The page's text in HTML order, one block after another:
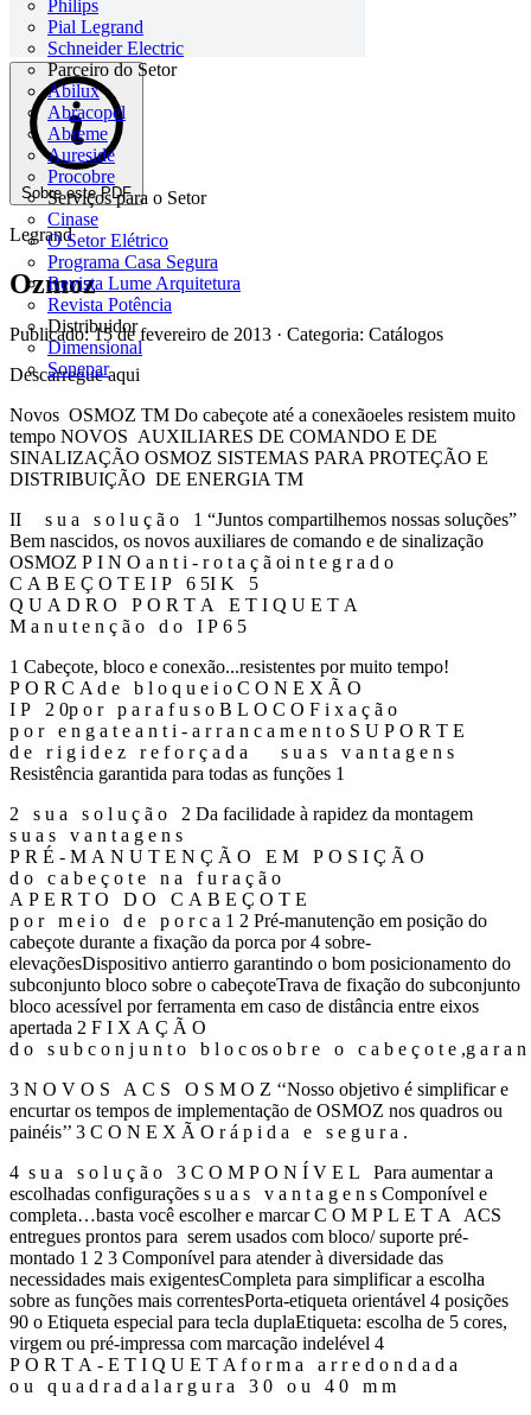
Philips
Pial Legrand
Schneider Electric
Parceiro do Setor
Abilux
Abracopel
Abreme
Aureside
Procobre
Serviços para o Setor
Cinase
O Setor Elétrico
Programa Casa Segura
Revista Lume Arquitetura
Revista Potência
Distribuidor
Dimensional
Sonepar
Sobre este PDF
Legrand
Ozmoz
Publicado: 15 de fevereiro de 2013 · Categoria: Catálogos
Descarregue aqui
Novos OSMOZ TM Do cabeçote até a conexãoeles resistem muito
tempo NOVOS AUXILIARES DE COMANDO E DE
SINALIZAÇÃO OSMOZ SISTEMAS PARA PROTEÇÃO E
DISTRIBUIÇÃO DE ENERGIA TM
II s u a s o l u ç ã o 1 “Juntos compartilhemos nossas soluções”
Bem nascidos, os novos auxiliares de comando e de sinalização
OSMOZ P I N O a n t i - r o t a ç ã oi n t e g r a d o
C A B E Ç O T E I P 6 5I K 5
Q U A D R O P O R T A E T I Q U E T A
M a n u t e n ç ã o d o I P 6 5
1 Cabeçote, bloco e conexão...resistentes por muito tempo!
P O R C A d e b l o q u e i o C O N E X Ã O
I P 2 0p o r p a r a f u s o B L O C O F i x a ç ã o
p o r e n g a t e a n t i - a r r a n c a m e n t o S U P O R T E
d e r i g i d e z r e f o r ç a d a s u a s v a n t a g e n s
Resistência garantida para todas as funções 1
2 s u a s o l u ç ã o 2 Da facilidade à rapidez da montagem
s u a s v a n t a g e n s
P R É - M A N U T E N Ç Ã O E M P O S I Ç Ã O
d o c a b e ç o t e n a f u r a ç ã o
A P E R T O D O C A B E Ç O T E
p o r m e i o d e p o r c a 1 2 Pré-manutenção em posição do
cabeçote durante a fixação da porca por 4 sobre-
elevaçõesDispositivo antierro garantindo o bom posicionamento do
subconjunto bloco sobre o cabeçoteTrava de fixação do subconjunto
bloco acessível por ferramenta em caso de distância entre eixos
apertada 2 F I X A Ç Ã O
d o s u b c o n j u n t o b l o c os o b r e o c a b e ç o t e ,g a r a
3 N O V O S A C S O S M O Z ‘‘Nosso objetivo é simplificar e
encurtar os tempos de implementação de OSMOZ nos quadros ou
painéis’’ 3 C O N E X Ã O r á p i d a e s e g u r a .
4 s u a s o l u ç ã o 3 C O M P O N Í V E L Para aumentar a
escolhadas configurações s u a s v a n t a g e n s Componível e
completa…basta você escolher e marcar C O M P L E T A ACS
entregues prontos para serem usados com bloco/ suporte pré-
montado 1 2 3 Componível para atender à diversidade das
necessidades mais exigentesCompleta para simplificar a escolha
sobre as funções mais correntesPorta-etiqueta orientável 4 posições
90 o Etiqueta especial para tecla duplaEtiqueta: escolha de 5 cores,
virgem ou pré-impressa com marcação indelével 4
P O R T A - E T I Q U E T A f o r m a a r r e d o n d a d a
o u q u a d r a d a l a r g u r a 3 0 o u 4 0 m m